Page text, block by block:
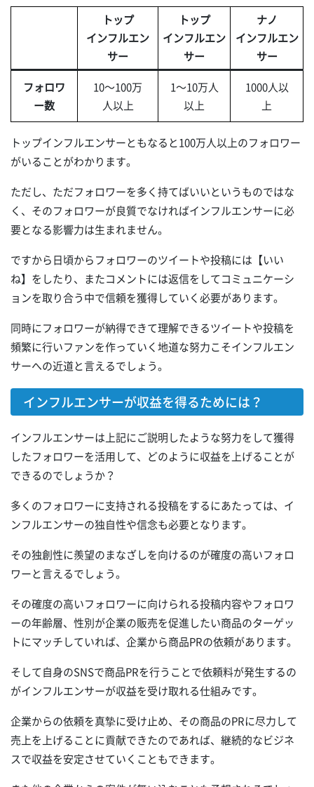
トップ
インフルエン
サー
トップ
インフルエン
サー
ナノ
インフルエン
サー
フォロワ
ー数
10～100万
人以上
1～10万人
以上
1000人以
上
トップインフルエンサーともなると100万人以上のフォロワー
がいることがわかります。
ただし、ただフォロワーを多く持てばいいというものではな
く、そのフォロワーが良質でなければインフルエンサーに必
要となる影響力は生まれません。
ですから日頃からフォロワーのツイートや投稿には【いい
ね】をしたり、またコメントには返信をしてコミュニケーシ
ョンを取り合う中で信頼を獲得していく必要があります。
同時にフォロワーが納得できて理解できるツイートや投稿を
頻繁に行いファンを作っていく地道な努力こそインフルエン
サーへの近道と言えるでしょう。
インフルエンサーが収益を得るためには？
インフルエンサーは上記にご説明したような努力をして獲得
したフォロワーを活用して、どのように収益を上げることが
できるのでしょうか？
多くのフォロワーに支持される投稿をするにあたっては、イ
ンフルエンサーの独自性や信念も必要となります。
その独創性に羨望のまなざしを向けるのが確度の高いフォロ
ワーと言えるでしょう。
その確度の高いフォロワーに向けられる投稿内容やフォロワ
ーの年齢層、性別が企業の販売を促進したい商品のターゲッ
トにマッチしていれば、企業から商品PRの依頼があります。
そして自身のSNSで商品PRを行うことで依頼料が発生するの
がインフルエンサーが収益を受け取れる仕組みです。
企業からの依頼を真摯に受け止め、その商品のPRに尽力して
売上を上げることに貢献できたのであれば、継続的なビジネ
スで収益を安定させていくこともできます。